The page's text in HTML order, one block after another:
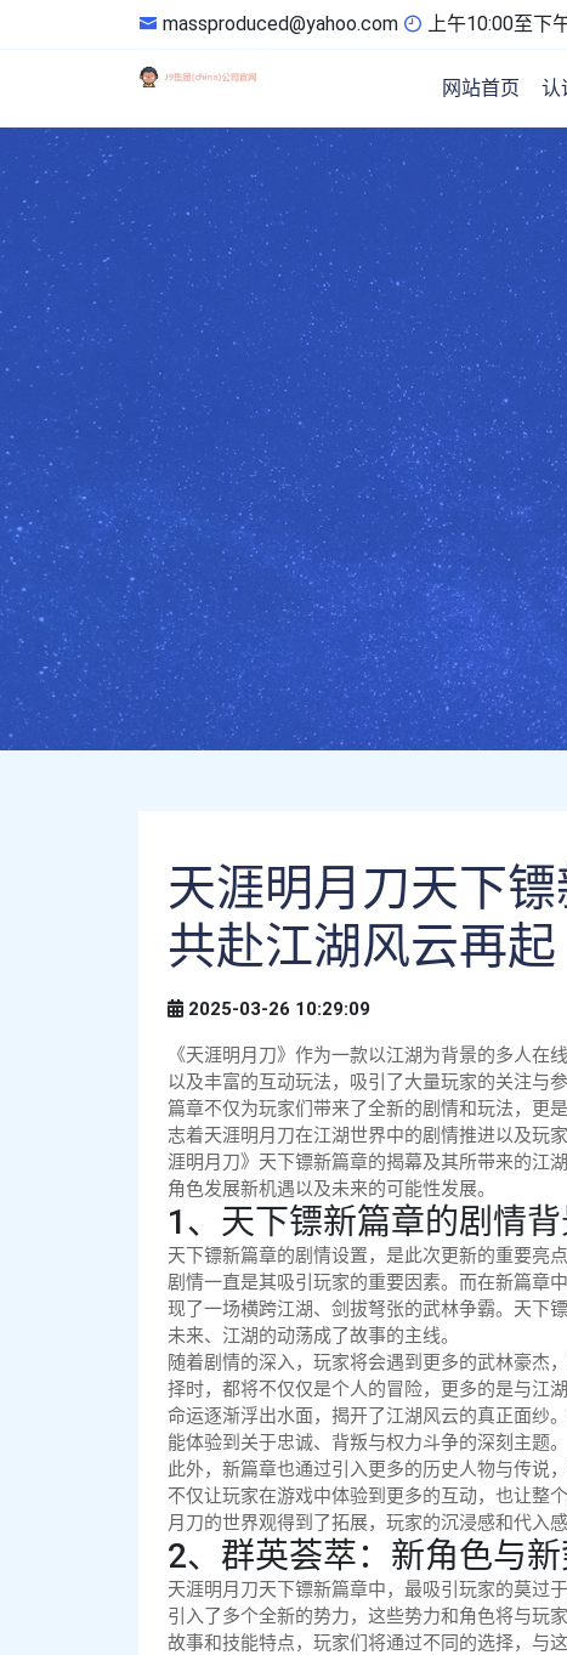
massproduced@yahoo.com 上午10:00至下
网站首页 认
天涯明月刀天下
共赴江湖风云再起
2025-03-26 10:29:09
《天涯明月刀》作为一款以江湖为背景的多人
以及丰富的互动玩法，吸引了大量玩家的关注与
篇章不仅为玩家们带来了全新的剧情和玩法，更
志着天涯明月刀在江湖世界中的剧情推进以及玩
涯明月刀》天下镖新篇章的揭幕及其所带来的江
角色发展新机遇以及未来的可能性发展。
1、天下镖新篇章的剧情
天下镖新篇章的剧情设置，是此次更新的重要亮
剧情一直是其吸引玩家的重要因素。而在新篇章
现了一场横跨江湖、剑拔弩张的武林争霸。天下
未来、江湖的动荡成了故事的主线。
随着剧情的深入，玩家将会遇到更多的武林豪杰
择时，都将不仅仅是个人的冒险，更多的是与江
命运逐渐浮出水面，揭开了江湖风云的真正面纱
能体验到关于忠诚、背叛与权力斗争的深刻主题。
此外，新篇章也通过引入更多的历史人物与传说
不仅让玩家在游戏中体验到更多的互动，也让整
月刀的世界观得到了拓展，玩家的沉浸感和代入
2、群英荟萃：新角色与
天涯明月刀天下镖新篇章中，最吸引玩家的莫过
引入了多个全新的势力，这些势力和角色将与玩
故事和技能特点，玩家们将通过不同的选择，与